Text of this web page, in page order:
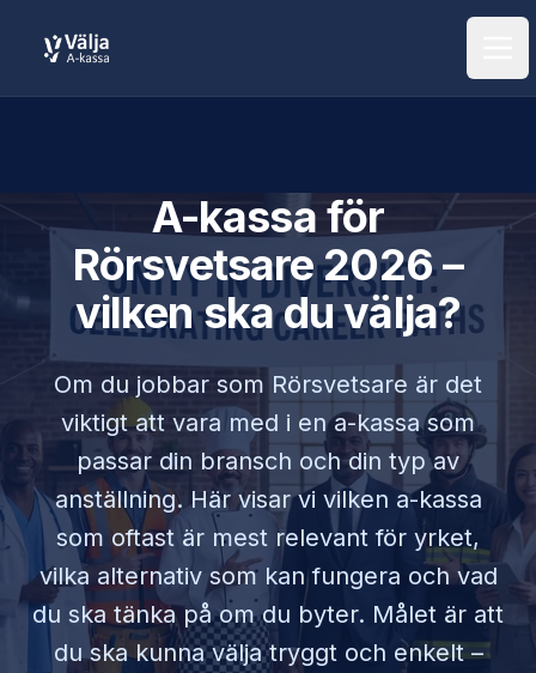
A-kassa för
Rörsvetsare2026 –
vilken ska du välja?
Om du jobbar som Rörsvetsare är det
viktigt att vara med i en a-kassa som
passar din bransch och din typ av
anställning. Här visar vi vilken a-kassa
som oftast är mest relevant för yrket,
vilka alternativ som kan fungera och vad
du ska tänka på om du byter. Målet är att
du ska kunna välja tryggt och enkelt –